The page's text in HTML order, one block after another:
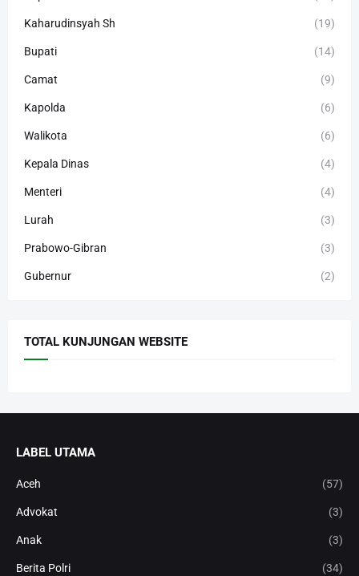
Kaharudinsyah Sh (19)
Bupati (14)
Camat (9)
Kapolda (6)
Walikota (6)
Kepala Dinas (4)
Menteri (4)
Lurah (3)
Prabowo-Gibran (3)
Gubernur (2)
TOTAL KUNJUNGAN WEBSITE
LABEL UTAMA
Aceh (57)
Advokat (3)
Anak (3)
Berita Polri (34)